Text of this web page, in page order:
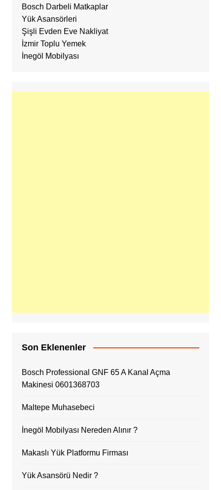
Bosch Darbeli Matkaplar
Yük Asansörleri
Şişli Evden Eve Nakliyat
İzmir Toplu Yemek
İnegöl Mobilyası
Son Eklenenler
Bosch Professional GNF 65 A Kanal Açma
Makinesi 0601368703
Maltepe Muhasebeci
İnegöl Mobilyası Nereden Alınır ?
Makaslı Yük Platformu Firması
Yük Asansörü Nedir ?